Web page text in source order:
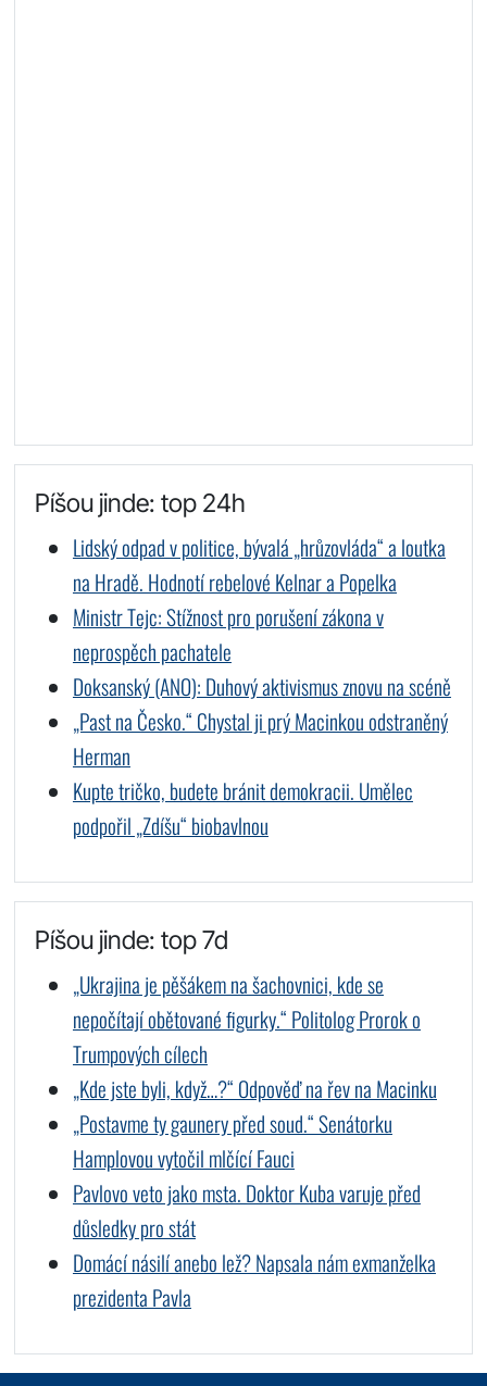
Píšou jinde: top 24h
Lidský odpad v politice, bývalá „hrůzovláda“ a loutka
na Hradě. Hodnotí rebelové Kelnar a Popelka
Ministr Tejc: Stížnost pro porušení zákona v
neprospěch pachatele
Doksanský (ANO): Duhový aktivismus znovu na scéně
„Past na Česko.“ Chystal ji prý Macinkou odstraněný
Herman
Kupte tričko, budete bránit demokracii. Umělec
podpořil „Zdíšu“ biobavlnou
Píšou jinde: top 7d
„Ukrajina je pěšákem na šachovnici, kde se
nepočítají obětované figurky.“ Politolog Prorok o
Trumpových cílech
„Kde jste byli, když…?“ Odpověď na řev na Macinku
„Postavme ty gaunery před soud.“ Senátorku
Hamplovou vytočil mlčící Fauci
Pavlovo veto jako msta. Doktor Kuba varuje před
důsledky pro stát
Domácí násilí anebo lež? Napsala nám exmanželka
prezidenta Pavla